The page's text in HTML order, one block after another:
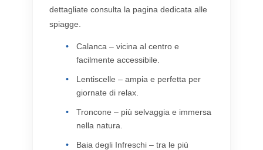
dettagliate consulta la pagina dedicata alle
spiagge.
Calanca – vicina al centro e
facilmente accessibile.
Lentiscelle – ampia e perfetta per
giornate di relax.
Troncone – più selvaggia e immersa
nella natura.
Baia degli Infreschi – tra le più